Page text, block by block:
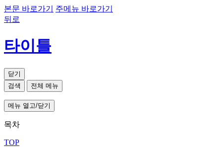
본문 바로가기
주메뉴 바로가기
뒤로
타이틀
닫기
검색
전체 메뉴
메뉴 열고/닫기
목차
TOP